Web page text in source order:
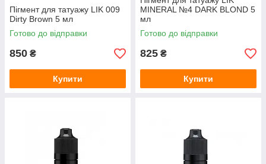
Пігмент для татуажу LIK 009
Dirty Brown 5 мл
Готово до відправки
850 ₴
Купити
MINERAL №4 DARK BLOND 5
мл
Готово до відправки
825 ₴
Купити